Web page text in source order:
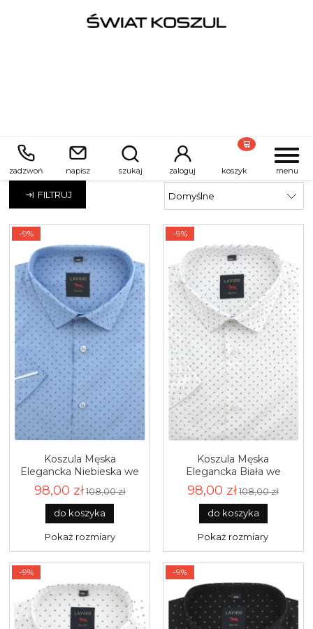
menu
zadzwoń napisz szukaj zaloguj koszyk
Laviino
FILTRUJ
Koszula Męska
Elegancka Niebieska we
Wzorki Slim Fit Laviino
R186
98,00 zł108,00 zł
do koszyka
Pokaż rozmiary
-9%
Koszula Męska
Elegancka Biała we
Wzorki Slim Fit Laviino
R185
98,00 zł108,00 zł
do koszyka
Pokaż rozmiary
-9%
-9% -9%